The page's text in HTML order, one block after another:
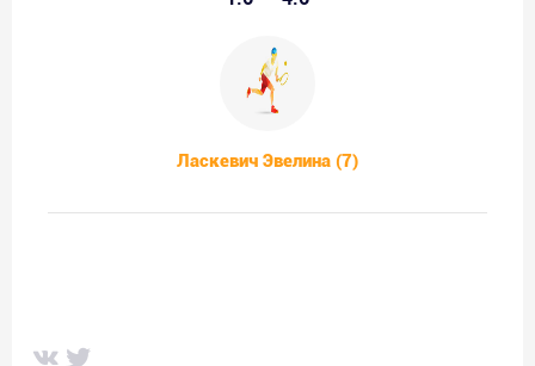
Ласкевич Эвелина (7)